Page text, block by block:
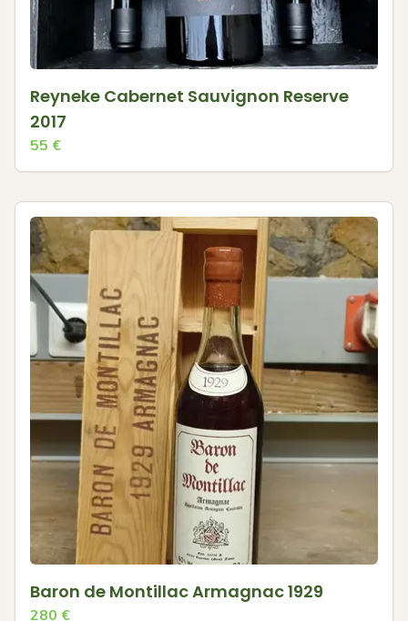
Reyneke Cabernet Sauvignon Reserve
2017
55 €
Baron de Montillac Armagnac 1929
280 €